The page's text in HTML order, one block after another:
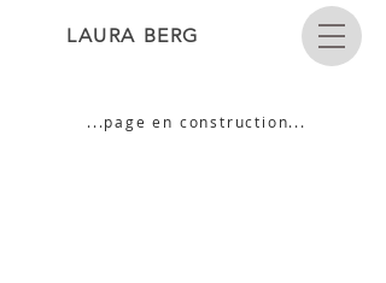
LAURA BERG
...page en construction...